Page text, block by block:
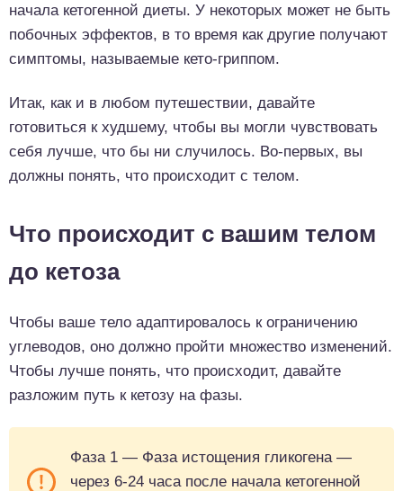
начала кетогенной диеты. У некоторых может не быть
побочных эффектов, в то время как другие получают
симптомы, называемые кето-гриппом.
Итак, как и в любом путешествии, давайте
готовиться к худшему, чтобы вы могли чувствовать
себя лучше, что бы ни случилось. Во-первых, вы
должны понять, что происходит с телом.
Что происходит с вашим телом
до кетоза
Чтобы ваше тело адаптировалось к ограничению
углеводов, оно должно пройти множество изменений.
Чтобы лучше понять, что происходит, давайте
разложим путь к кетозу на фазы.
Фаза 1 — Фаза истощения гликогена —
через 6-24 часа после начала кетогенной